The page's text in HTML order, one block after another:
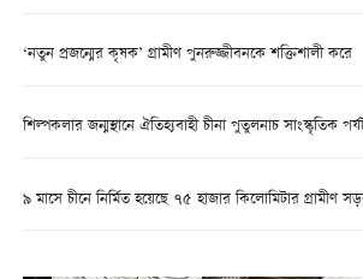
‘নতুন প্রজন্মের কৃষক’ গ্রামীণ পুনরুজ্জীবনকে শক্তিশালী করে
শিল্পকলার জন্মস্থানে ঐতিহ্যবাহী চীনা পুতুলনাচ সাংস্কৃতিক
৯ মাসে চীনে নির্মিত হয়েছে ৭৫ হাজার কিলোমিটার গ্রামীণ